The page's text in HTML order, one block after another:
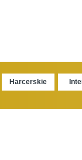
Harcerskie